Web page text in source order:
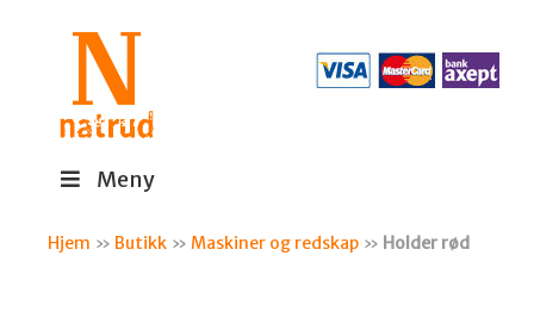
Meny
Hjem » Butikk »Maskiner og redskap » Holder rød